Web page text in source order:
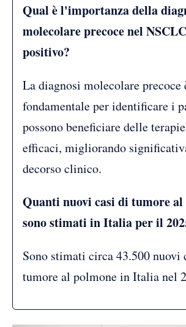
Qual è l'importanza della
molecolare precoce nel
positivo?
La diagnosi molecolare precoce
fondamentale per identificare i
possono beneficiare delle
efficaci, migliorando
decorso clinico.
Quanti nuovi casi di tumore al
sono stimati in Italia per il
Sono stimati circa 43.500 nuovi
tumore al polmone in Italia nel